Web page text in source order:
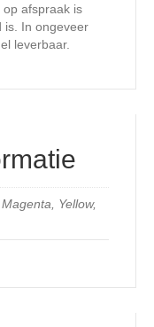
afspraak is
is. In ongeveer
leverbaar.
Yellow,